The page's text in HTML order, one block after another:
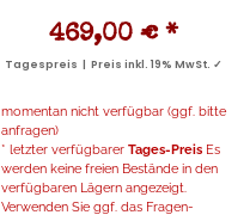
469,00 € *
Tagespreis | Preis inkl. 19% MwSt. ✓
momentan nicht verfügbar (ggf. bitte
anfragen)
* letzter verfügbarer Tages-Preis Es
werden keine freien Bestände in den
verfügbaren Lägern angezeigt.
Verwenden Sie ggf. das Fragen-